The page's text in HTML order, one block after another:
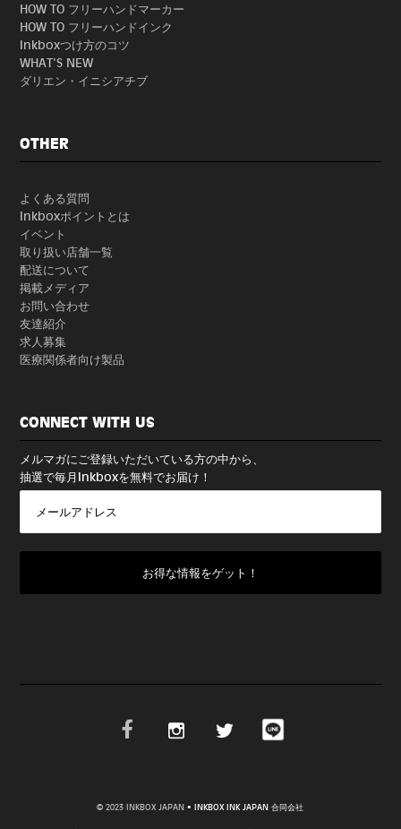
HOW TO フリーハンドマーカー
HOW TO フリーハンドインク
Inkboxつけ方のコツ
WHAT'S NEW
ダリエン・イニシアチブ
OTHER
よくある質問
Inkboxポイントとは
イベント
取り扱い店舗一覧
配送について
掲載メディア
お問い合わせ
友達紹介
求人募集
医療関係者向け製品
CONNECT WITH US
メルマガにご登録いただいている方の中から、
抽選で毎月Inkboxを無料でお届け！
© 2023 INKBOX JAPAN • INKBOX INK JAPAN 合同会社